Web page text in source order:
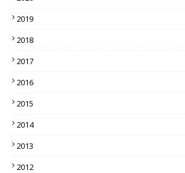
2019
2018
2017
2016
2015
2014
2013
2012